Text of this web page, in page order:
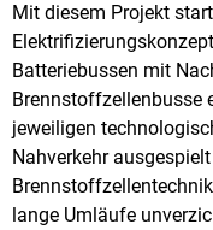
Mit diesem Projekt
Batteriebussen mit
Brennstoffzellenbusse
jeweiligen
Nahverkehr
lange Umläufe